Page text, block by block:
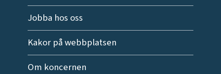
Jobba hos oss
Kakor på webbplatsen
Om koncernen